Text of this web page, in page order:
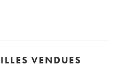
VENDUES